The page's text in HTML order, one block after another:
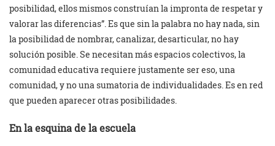
posibilidad, ellos mismos construían la impronta de respetar y
valorar las diferencias”. Es que sin la palabra no hay nada, sin
la posibilidad de nombrar, canalizar, desarticular, no hay
solución posible. Se necesitan más espacios colectivos, la
comunidad educativa requiere justamente ser eso, una
comunidad, y no una sumatoria de individualidades. Es en red
que pueden aparecer otras posibilidades.
En la esquina de la escuela